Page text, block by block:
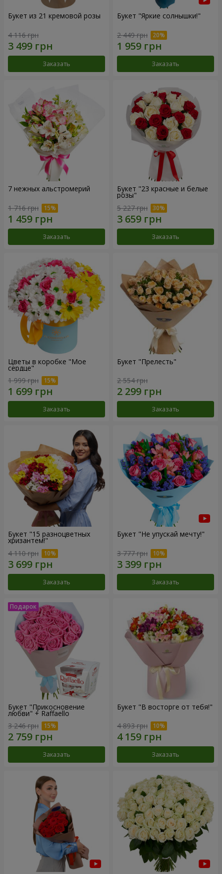
Букет из 21 кремовой розы
4 116 грн
Заказать
Букет "Яркие солнышки!"
2 449 грн
Заказать
7 нежных альстромерий
1 716 грн
Заказать
Букет "23 красные и белые
розы"
5 227 грн
Заказать
Цветы в коробке "Мое
сердце"
1 999 грн
Заказать
Букет "Прелесть"
2 554 грн
Заказать
Букет "15 разноцветных
хризантем!"
4 110 грн
Заказать
Букет "Не упускай мечту!"
3 777 грн
Заказать
Букет "Прикосновение
любви" + Raffaello
3 246 грн
Заказать
Букет "В восторге от тебя!"
4 893 грн
Заказать